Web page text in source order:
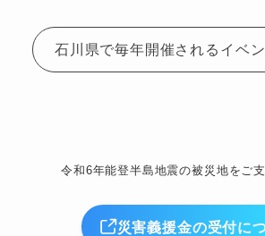
石川県で毎年開催されるイベ
令和6年能登半島地震の被災地をご
災害義援金の受付に